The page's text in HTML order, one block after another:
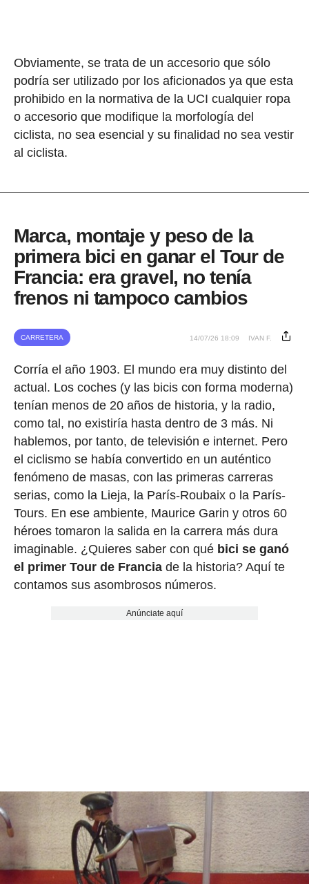
Obviamente, se trata de un accesorio que sólo
podría ser utilizado por los aficionados ya que esta
prohibido en la normativa de la UCI cualquier ropa
o accesorio que modifique la morfología del
ciclista, no sea esencial y su finalidad no sea vestir
al ciclista.
Marca, montaje y peso de la
primera bici en ganar el Tour de
Francia: era gravel, no tenía
frenos ni tampoco cambios
CARRETERA 14/07/26 18:09 IVAN F.
Corría el año 1903. El mundo era muy distinto del
actual. Los coches (y las bicis con forma moderna)
tenían menos de 20 años de historia, y la radio,
como tal, no existiría hasta dentro de 3 más. Ni
hablemos, por tanto, de televisión e internet. Pero
el ciclismo se había convertido en un auténtico
fenómeno de masas, con las primeras carreras
serias, como la Lieja, la París-Roubaix o la París-
Tours. En ese ambiente, Maurice Garin y otros 60
héroes tomaron la salida en la carrera más dura
imaginable. ¿Quieres saber con qué bici se ganó
el primer Tour de Franciade la historia? Aquí te
contamos sus asombrosos números.
Anúnciate aquí